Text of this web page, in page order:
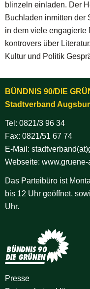
blinzeln einladen. Der
Buchladen inmitten der
in dem viele engagierte
kontrovers über Literatur,
Kultur und Politik
BÜNDNIS 90/DIE
Stadtverband
Tel: 0821/3 96 34
Fax: 0821/51 67 74
E-Mail:
Webseite:
Das Parteibüro ist
bis 12 Uhr geöffnet,
Uhr.
Presse